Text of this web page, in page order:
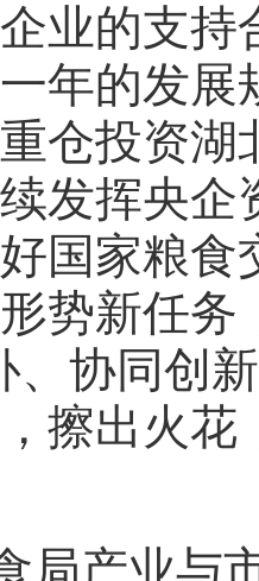
业的支持
年的发
仓投资湖
发挥央企
国家粮
势新任务
、协同创
擦出火
局产业与